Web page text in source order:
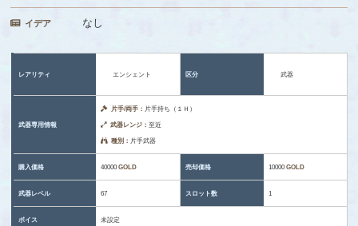
イデア なし
レアリティ エンシェント 区分 武器
武器専用情報
片手/両手： 片手持ち（１Ｈ）
武器レンジ：至近
種別： 片手武器
購入価格 40000GOLD 売却価格 10000GOLD
武器レベル 67 スロット数 1
ボイス 未設定